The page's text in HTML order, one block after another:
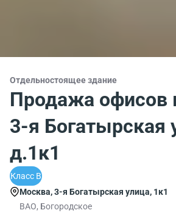
Отдельностоящее здание
Продажа офисов
3-я Богатырская
д.1к1
Класс B
Москва, 3-я Богатырская улица, 1к1
ВАО, Богородское